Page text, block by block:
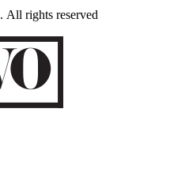
. All rights reserved